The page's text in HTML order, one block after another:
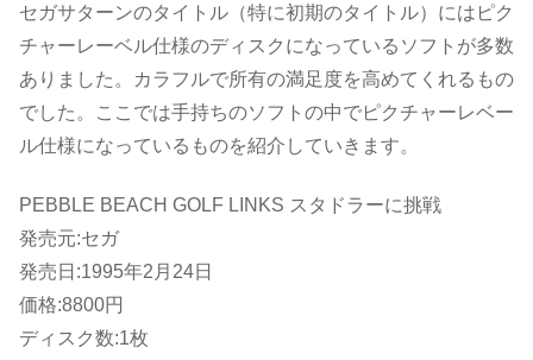
セガサターンのタイトル（特に初期のタイトル）にはピク
チャーレーベル仕様のディスクになっているソフトが多数
ありました。カラフルで所有の満足度を高めてくれるもの
でした。ここでは手持ちのソフトの中でピクチャーレベー
ル仕様になっているものを紹介していきます。
PEBBLE BEACH GOLF LINKS スタドラーに挑戦
発売元:セガ
発売日:1995年2月24日
価格:8800円
ディスク数:1枚